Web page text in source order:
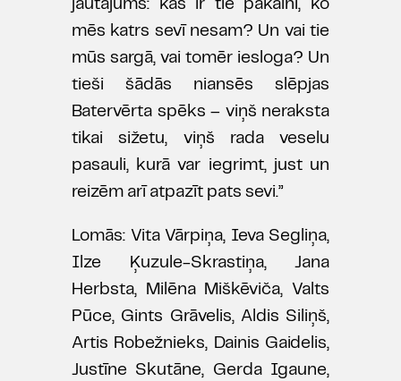
jautājums: kas ir tie pakalni, ko
mēs katrs sevī nesam? Un vai tie
mūs sargā, vai tomēr iesloga? Un
tieši šādās niansēs slēpjas
Batervērta spēks – viņš neraksta
tikai sižetu, viņš rada veselu
pasauli, kurā var iegrimt, just un
reizēm arī atpazīt pats sevi.”
Lomās: Vita Vārpiņa, Ieva Segliņa,
Ilze Ķuzule-Skrastiņa, Jana
Herbsta, Milēna Miškēviča, Valts
Pūce, Gints Grāvelis, Aldis Siliņš,
Artis Robežnieks, Dainis Gaidelis,
Justīne Skutāne, Gerda Igaune,